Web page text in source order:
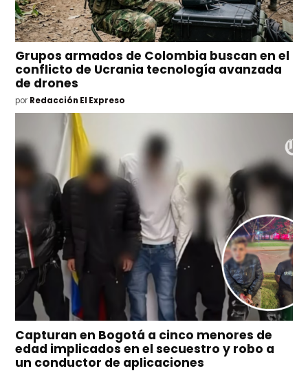
Grupos armados de Colombia buscan en el
conflicto de Ucrania tecnología avanzada
de drones
por Redacción El Expreso
Capturan en Bogotá a cinco menores de
edad implicados en el secuestro y robo a
un conductor de aplicaciones